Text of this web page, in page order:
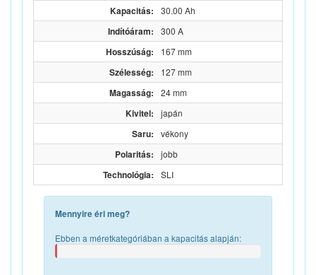
Kapacitás: 30.00 Ah
Indítóáram: 300 A
Hosszúság: 167 mm
Szélesség: 127 mm
Magasság: 24 mm
Kivitel: japán
Saru: vékony
Polaritás: jobb
Technológia: SLI
Mennyire éri meg?
Ebben a méretkategóriában a kapacitás alapján: